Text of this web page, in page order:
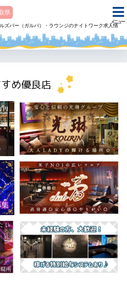
メニュー
ーク
県
ズバー（ガルバ）・ラウンジのナイトワーク求人情
NADESHIKOヤマトナデシコのアル
め優良店